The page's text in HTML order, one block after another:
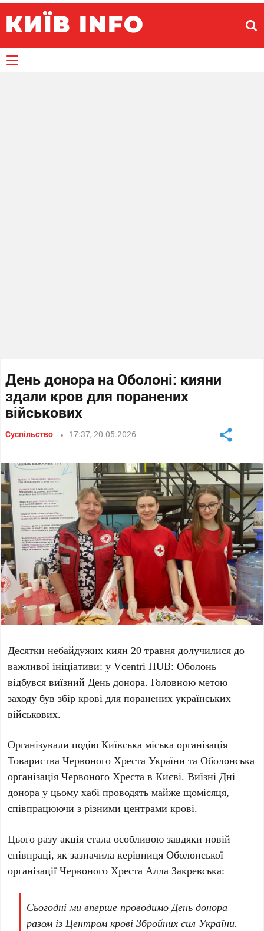
День донора на Оболоні: кияни
здали кров для поранених
військових
Суспільство 17:37, 20.05.2026
Десятки небайдужих киян20 травня долучилися до
важливої ініціативи: уVcentri HUB: Оболонь
відбувся виїзнийДень донора. Головною метою
заходу був збір крові для поранених українських
військових.
Організували подіюКиївська міська організація
Товариства Червоного Хреста України таОболонська
організація Червоного Хреста в Києві. Виїзні Дні
донора у цьому хабі проводять майже щомісяця,
співпрацюючи з різними центрами крові.
Цього разу акція стала особливою завдяки новій
співпраці, як зазначила керівниця Оболонської
організації Червоного ХрестаАлла Закревська:
Сьогодні ми вперше проводимо День донора
разом із Центром крові Збройних сил України.